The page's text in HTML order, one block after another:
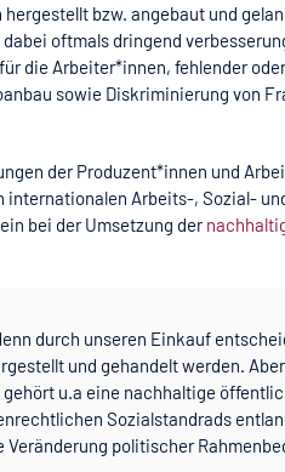
bzw. angebaut und
oftmals dringend
die Arbeiter*innen, fehlender
sowie Diskriminierung von
der Produzent*innen und
Arbeits-, Sozial-
bei der Umsetzung der
durch unseren Einkauf
und gehandelt werden.
u.a eine nachhaltige
Sozialstandrads
Veränderung politischer